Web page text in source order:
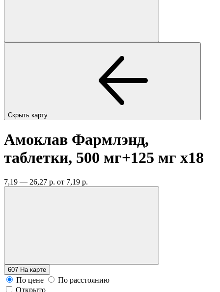
Скрыть карту
Амоклав Фармлэнд,
таблетки, 500 мг+125 мг x18
7,19 — 26,27 р. от 7,19 р.
607 На карте
По цене
По расстоянию
Открыто